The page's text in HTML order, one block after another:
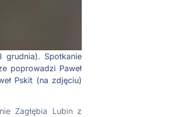
Spotkanie
poprowadzi Paweł
Pskit (na zdjęciu)
Zagłębia Lubin z